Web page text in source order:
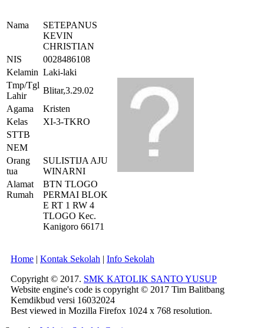
Nama
SETEPANUS
KEVIN
CHRISTIAN
NIS
0028486108
Kelamin Laki-laki
Tmp/Tgl
Lahir
Blitar,3.29.02
Agama
Kristen
Kelas
XI-3-TKRO
STTB
NEM
Orang
tua
SULISTIJA AJU
WINARNI
Alamat
Rumah
BTN TLOGO
PERMAI BLOK
E RT 1 RW 4
TLOGO Kec.
Kanigoro 66171
Home | Kontak Sekolah | Info Sekolah
Copyright © 2017. SMK KATOLIK SANTO YUSUP
Website engine's code is copyright © 2017 Tim Balitbang
Kemdikbud versi 16032024
Best viewed in Mozilla Firefox 1024 x 768 resolution.